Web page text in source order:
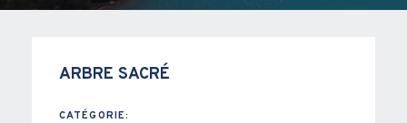
ARBRE SACRÉ
CATÉGORIE: